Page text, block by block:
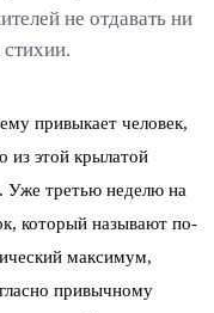
не отдавать ни
привыкает человек,
из этой крылатой
Уже третью неделю на
который называют по-
максимум,
привычному